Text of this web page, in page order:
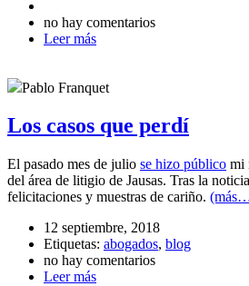
no hay comentarios
Leer más
Pablo Franquet
Los casos que perdí
El pasado mes de julio se hizo público mi
del área de litigio de Jausas. Tras la
felicitaciones y muestras de cariño.
12 septiembre, 2018
Etiquetas: abogados, blog
no hay comentarios
Leer más